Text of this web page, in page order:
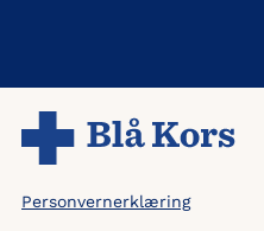
Personvernerklæring